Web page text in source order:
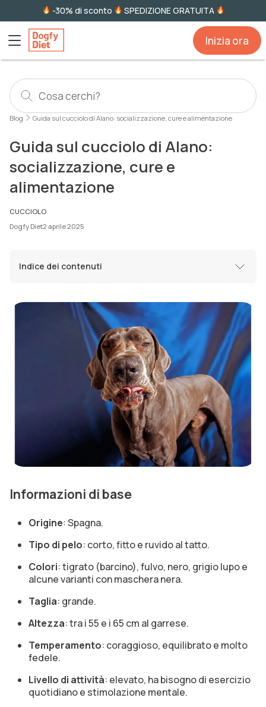
-30% di sconto SPEDIZIONE GRATUITA
Inizia ora
Blog Guida sul cucciolo di Alano: socializzazione, cure e alimentazione
Guida sul cucciolo di Alano:
socializzazione, cure e
alimentazione
CUCCIOLO
Dogfy Diet2 aprile 2025
Indice dei contenuti
Informazioni di base
Origine: Spagna.
Tipo di pelo: corto, fitto e ruvido al tatto.
Colori: tigrato (barcino), fulvo, nero, grigio lupo e
alcune varianti con maschera nera.
Taglia: grande.
Altezza: tra i 55 e i 65 cm al garrese.
Temperamento: coraggioso, equilibrato e molto
fedele.
Livello di attività: elevato, ha bisogno di esercizio
quotidiano e stimolazione mentale.